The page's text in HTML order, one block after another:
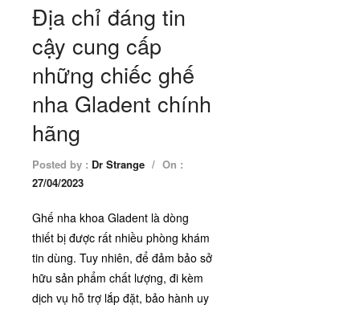
Địa chỉ đáng tin
cậy cung cấp
những chiếc ghế
nha Gladent chính
hãng
Posted by : Dr Strange / On :
27/04/2023
Ghế nha khoa Gladent là dòng
thiết bị được rất nhiều phòng khám
tin dùng. Tuy nhiên, để đảm bảo sở
hữu sản phẩm chất lượng, đi kèm
dịch vụ hỗ trợ lắp đặt, bảo hành uy